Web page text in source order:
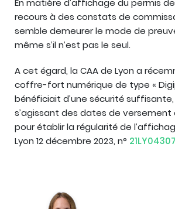
En matière d’affichage du permis
recours à des constats de
semble demeurer le mode de
même s’il n’est pas le seul.
A cet égard, la CAA de Lyon a
coffre-fort numérique de type «
bénéficiait d’une sécurité
s’agissant des dates de
pour établir la régularité de
Lyon 12 décembre 2023, n° 21LY04307